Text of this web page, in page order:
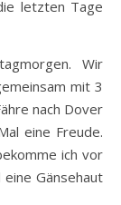
letzten Tage
Wir
mit 3
nach Dover
eine Freude.
ich vor
Gänsehaut